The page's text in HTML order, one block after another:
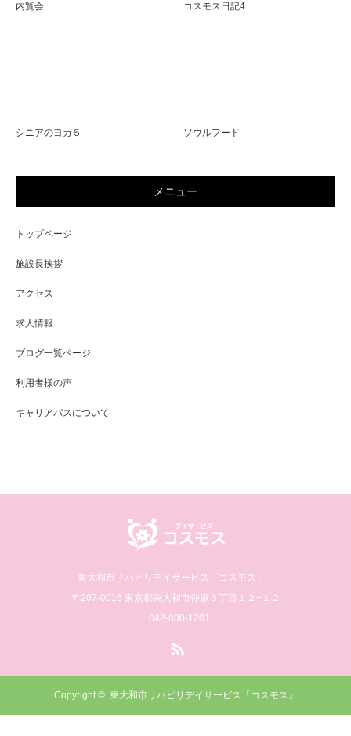
内覧会 コスモス日記4
シニアのヨガ５ ソウルフード
メニュー
トップページ
施設長挨拶
アクセス
求人情報
ブログ一覧ページ
利用者様の声
キャリアパスについて
東大和市リハビリデイサービス「コスモス」
〒207-0016 東京都東大和市仲原３丁目１２−１２
042-800-1201
Copyright © 東大和市リハビリデイサービス「コスモス」